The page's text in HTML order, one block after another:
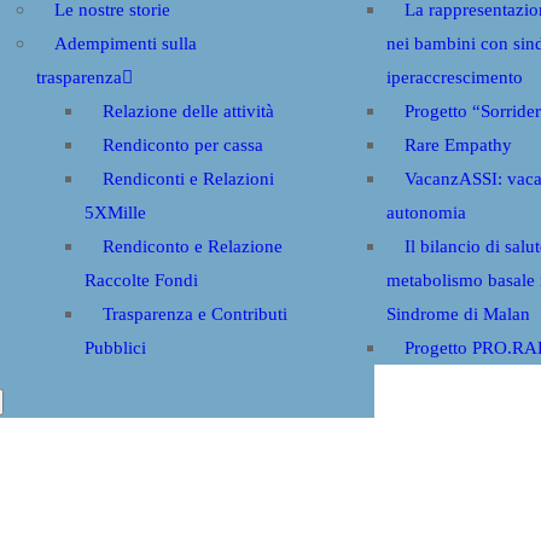
Le nostre storie
Adempimenti sulla
trasparenza
Relazione delle attività
Rendiconto per cassa
Rendiconti e Relazioni
5XMille
Rendiconto e Relazione
Raccolte Fondi
Trasparenza e Contributi
Pubblici
La
nei bambini con
iperaccrescimento
Progetto
Rare Empathy
VacanzASSI:
autonomia
Il bilancio di
metabolismo basale
Sindrome di Malan
Progetto